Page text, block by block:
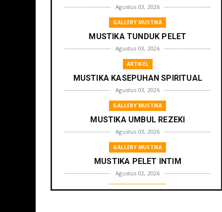
Agustus 03, 2026
GALLERY MUSTIKA
MUSTIKA TUNDUK PELET
Agustus 03, 2026
ARTIKEL
MUSTIKA KASEPUHAN SPIRITUAL
Agustus 03, 2026
GALLERY MUSTIKA
MUSTIKA UMBUL REZEKI
Agustus 03, 2026
GALLERY MUSTIKA
MUSTIKA PELET INTIM
Agustus 02, 2026
GALLERY MUSTIKA